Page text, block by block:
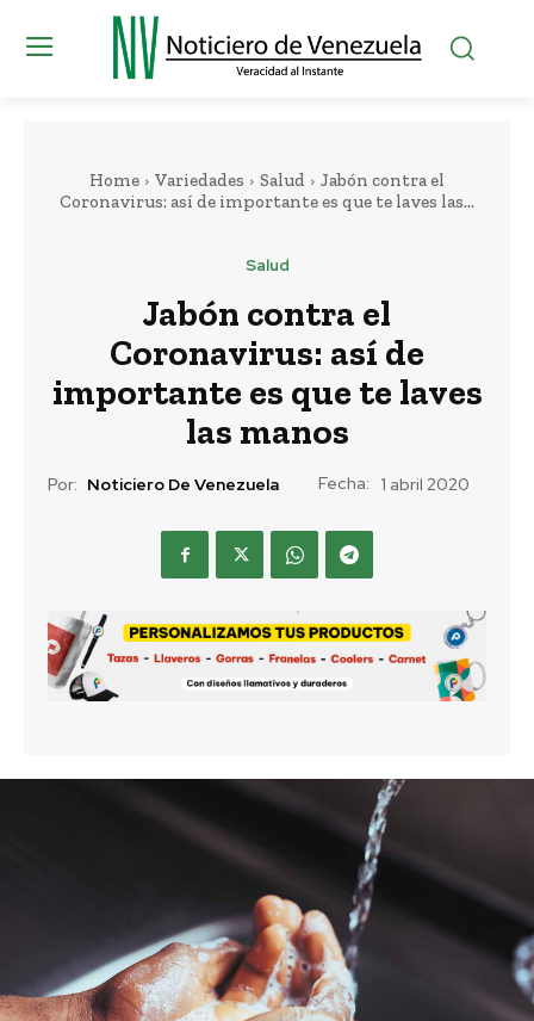
Home Variedades Salud
Jabón contra el
Coronavirus: así de importante es que te laves las...
Salud
Jabón contra el
Coronavirus: así de
importante es que te laves
las manos
Por: Noticiero De Venezuela Fecha: 1 abril 2020